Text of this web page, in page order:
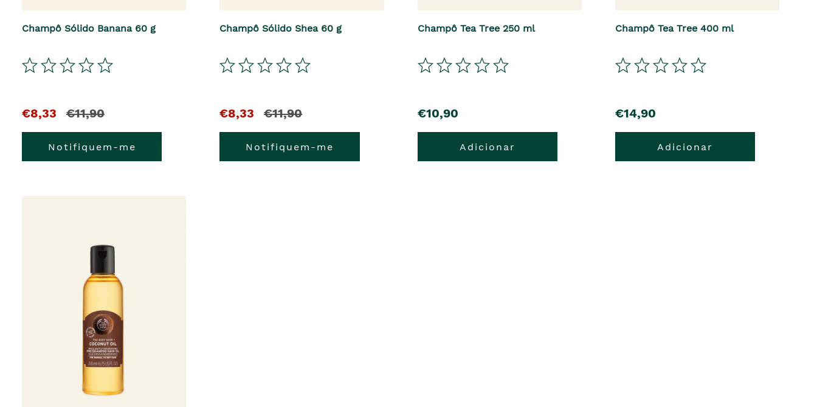
Champô Sólido Banana 60 g
€8,33 €11,90
Notifiquem-me
Champô Sólido Shea 60 g
€8,33 €11,90
Notifiquem-me
Champô Tea Tree 250 ml
€10,90
Adicionar
Champô Tea Tree 400 ml
€14,90
Adicionar